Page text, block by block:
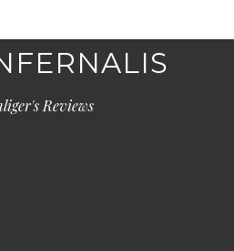
Reviews